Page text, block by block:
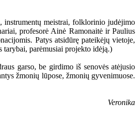
meistrai, folklorinio judėjimo
profesorė Ainė Ramonaitė ir Paulius
Patys atsidūrę pateikėjų vietoje,
parėmusiai projekto idėją.)
garso, be girdimo iš senovės atėjusio
žmonių lūpose, žmonių gyvenimuose.
Veronika